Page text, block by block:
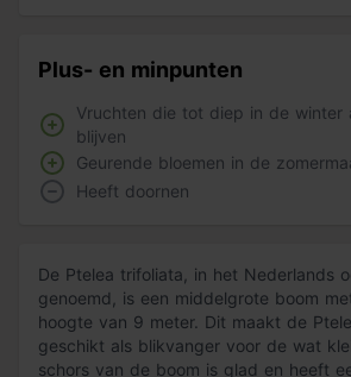
Plus- en minpunten
Vruchten die tot diep in de winter
blijven
Geurende bloemen in de
Heeft doornen
De Ptelea trifoliata, in het Nederlands
genoemd, is een middelgrote boom
hoogte van 9 meter. Dit maakt de
geschikt als blikvanger voor de wat
schors van de boom is glad en heeft